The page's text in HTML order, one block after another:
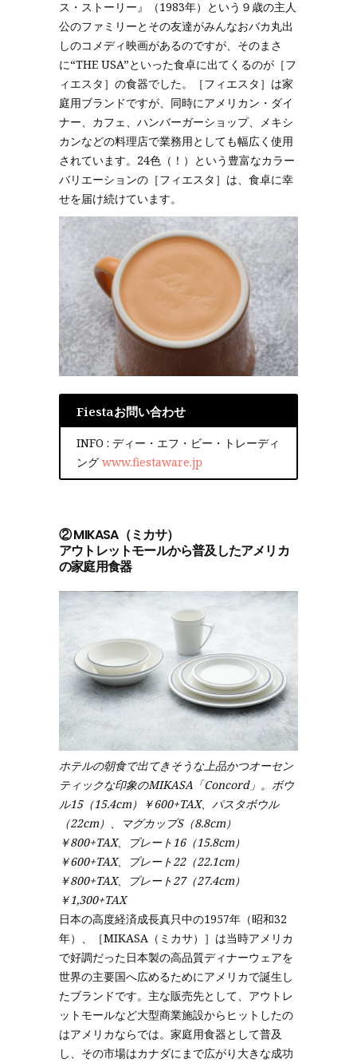
ス・ストーリー』（1983年）という９歳の主人
公のファミリーとその友達がみんなおバカ丸出
しのコメディ映画があるのですが、そのまさ
に“THE USA”といった食卓に出てくるのが［フ
ィエスタ］の食器でした。［フィエスタ］は家
庭用ブランドですが、同時にアメリカン・ダイ
ナー、カフェ、ハンバーガーショップ、メキシ
カンなどの料理店で業務用としても幅広く使用
されています。24色（！）という豊富なカラー
バリエーションの［フィエスタ］は、食卓に幸
せを届け続けています。
Fiestaお問い合わせ
INFO : ディー・エフ・ビー・トレーディ
ング www.fiestaware.jp
② MIKASA（ミカサ）
アウトレットモールから普及したアメリカ
の家庭用食器
ホテルの朝食で出てきそうな上品かつオーセン
ティックな印象のMIKASA「Concord」。ボウ
ル15（15.4cm）￥600+TAX、パスタボウル
（22cm）、マグカップS（8.8cm）
￥800+TAX、プレート16（15.8cm）
￥600+TAX、プレート22（22.1cm）
￥800+TAX、プレート27（27.4cm）
￥1,300+TAX
日本の高度経済成長真只中の1957年（昭和32
年）、［MIKASA（ミカサ）］は当時アメリカ
で好調だった日本製の高品質ディナーウェアを
世界の主要国へ広めるためにアメリカで誕生し
たブランドです。主な販売先として、アウトレ
ットモールなど大型商業施設からヒットしたの
はアメリカならでは。家庭用食器として普及
し、その市場はカナダにまで広がり大きな成功